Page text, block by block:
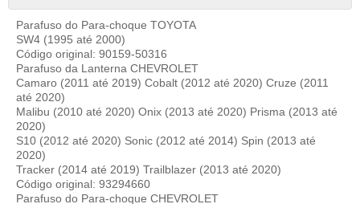
Parafuso do Para-choque TOYOTA
SW4 (1995 até 2000)
Código original: 90159-50316
Parafuso da Lanterna CHEVROLET
Camaro (2011 até 2019) Cobalt (2012 até 2020) Cruze (2011
até 2020)
Malibu (2010 até 2020) Onix (2013 até 2020) Prisma (2013 até
2020)
S10 (2012 até 2020) Sonic (2012 até 2014) Spin (2013 até
2020)
Tracker (2014 até 2019) Trailblazer (2013 até 2020)
Código original: 93294660
Parafuso do Para-choque CHEVROLET